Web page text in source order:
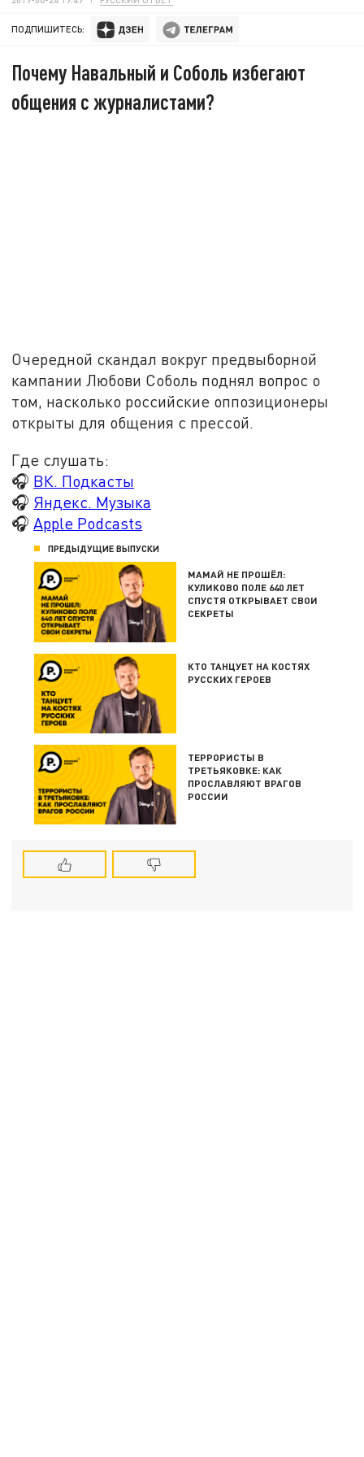
ПОДПИШИТЕСЬ:
Почему Навальный и Соболь избегают
общения с журналистами?
Очередной скандал вокруг предвыборной
кампании Любови Соболь поднял вопрос о
том, насколько российские оппозиционеры
открыты для общения с прессой.
Где слушать:
🎧 ВК. Подкасты
🎧 Яндекс. Музыка
🎧Apple Podcasts
ПРЕДЫДУЩИЕ ВЫПУСКИ
МАМАЙ НЕ ПРОШЁЛ:
КУЛИКОВО ПОЛЕ 640 ЛЕТ
СПУСТЯ ОТКРЫВАЕТ СВОИ
СЕКРЕТЫ
КТО ТАНЦУЕТ НА КОСТЯХ
РУССКИХ ГЕРОЕВ
ТЕРРОРИСТЫ В
ТРЕТЬЯКОВКЕ: КАК
ПРОСЛАВЛЯЮТ ВРАГОВ
РОССИИ